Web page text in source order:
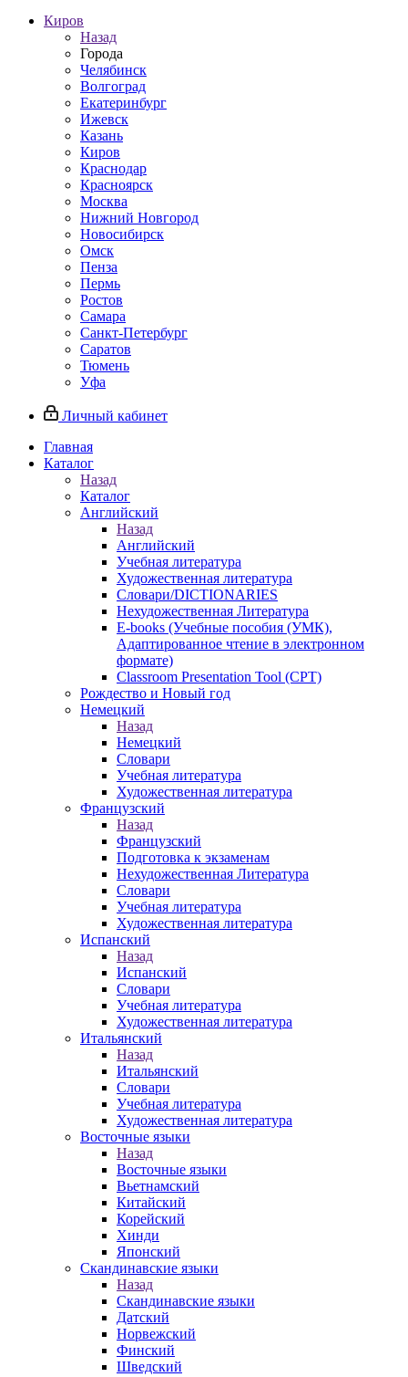
Киров
Назад
Города
Челябинск
Волгоград
Екатеринбург
Ижевск
Казань
Киров
Краснодар
Красноярск
Москва
Нижний Новгород
Новосибирск
Омск
Пенза
Пермь
Ростов
Самара
Санкт-Петербург
Саратов
Тюмень
Уфа
Личный кабинет
Главная
Каталог
Назад
Каталог
Английский
Назад
Английский
Учебная литература
Художественная литература
Словари/DICTIONARIES
Нехудожественная Литература
E-books (Учебные пособия (УМК),
Адаптированное чтение в электронном
формате)
Classroom Presentation Tool (CPT)
Рождество и Новый год
Немецкий
Назад
Немецкий
Словари
Учебная литература
Художественная литература
Французский
Назад
Французский
Подготовка к экзаменам
Нехудожественная Литература
Словари
Учебная литература
Художественная литература
Испанский
Назад
Испанский
Словари
Учебная литература
Художественная литература
Итальянский
Назад
Итальянский
Словари
Учебная литература
Художественная литература
Восточные языки
Назад
Восточные языки
Вьетнамский
Китайский
Корейский
Хинди
Японский
Скандинавские языки
Назад
Скандинавские языки
Датский
Норвежский
Финский
Шведский